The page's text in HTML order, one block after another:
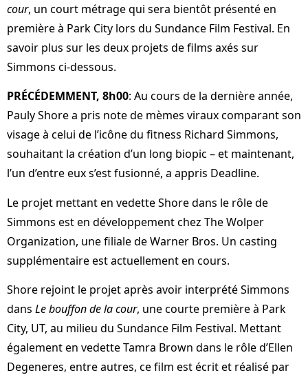
cour, un court métrage qui sera bientôt présenté en
première à Park City lors du Sundance Film Festival. En
savoir plus sur les deux projets de films axés sur
Simmons ci-dessous.
PRÉCÉDEMMENT, 8h00: Au cours de la dernière année,
Pauly Shore a pris note de mèmes viraux comparant son
visage à celui de l’icône du fitness Richard Simmons,
souhaitant la création d’un long biopic – et maintenant,
l’un d’entre eux s’est fusionné, a appris Deadline.
Le projet mettant en vedette Shore dans le rôle de
Simmons est en développement chez The Wolper
Organization, une filiale de Warner Bros. Un casting
supplémentaire est actuellement en cours.
Shore rejoint le projet après avoir interprété Simmons
dans Le bouffon de la cour, une courte première à Park
City, UT, au milieu du Sundance Film Festival. Mettant
également en vedette Tamra Brown dans le rôle d’Ellen
Degeneres, entre autres, ce film est écrit et réalisé par